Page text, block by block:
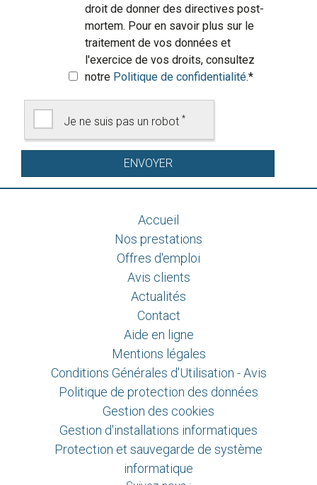
droit de donner des directives post-
mortem. Pour en savoir plus sur le
traitement de vos données et
l'exercice de vos droits, consultez
notre Politique de confidentialité.*
Je ne suis pas un robot *
Accueil
Nos prestations
Offres d'emploi
Avis clients
Actualités
Contact
Aide en ligne
Mentions légales
Conditions Générales d'Utilisation - Avis
Politique de protection des données
Gestion des cookies
Gestion d'installations informatiques
Protection et sauvegarde de système
informatique